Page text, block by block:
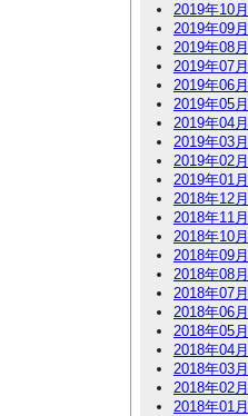
2019年10月
2019年09月
2019年08月
2019年07月
2019年06月
2019年05月
2019年04月
2019年03月
2019年02月
2019年01月
2018年12月
2018年11月
2018年10月
2018年09月
2018年08月
2018年07月
2018年06月
2018年05月
2018年04月
2018年03月
2018年02月
2018年01月